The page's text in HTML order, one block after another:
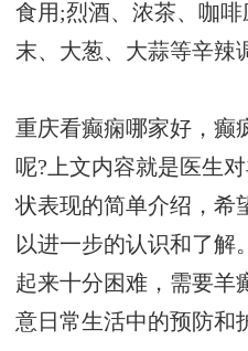
食用;烈酒、浓茶、咖
末、大葱、大蒜等辛辣
重庆看癫痫哪家好，癫
呢?上文内容就是医生
状表现的简单介绍，希
以进一步的认识和了解
起来十分困难，需要羊
意日常生活中的预防和